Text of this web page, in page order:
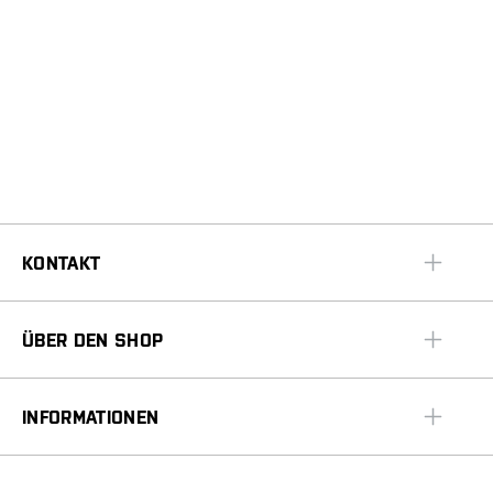
KONTAKT
ÜBER DEN SHOP
INFORMATIONEN